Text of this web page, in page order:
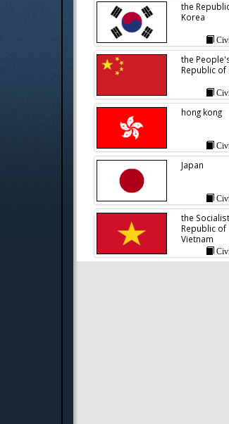
the
Korea
the
Republic of
hong kong
Japan
the Socialist
Republic of
Vietnam